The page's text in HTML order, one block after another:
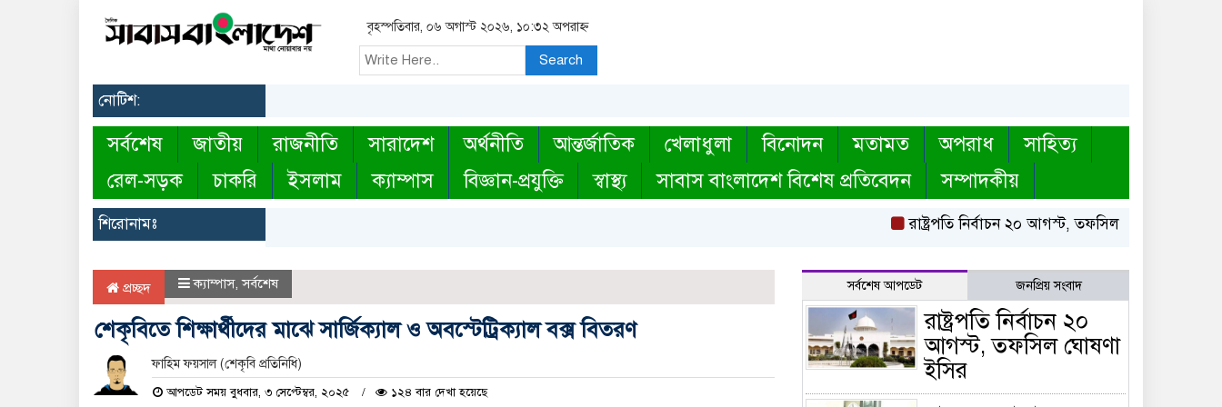
বৃহস্পতিবার, ০৬ অগাস্ট ২০২৬, ১০:৩২ অপরাহ্ন
Search
নোটিশ:
সর্বশেষ জাতীয় রাজনীতি সারাদেশ অর্থনীতি আন্তর্জাতিক খেলাধুলা বিনোদন মতামত অপরাধ
সাহিত্য
রেল-সড়ক
চাকরি ইসলাম ক্যাম্পাস বিজ্ঞান-প্রযুক্তি স্বাস্থ্য সাবাস বাংলাদেশ বিশেষ প্রতিবেদন সম্পাদকীয়
শিরোনামঃ রাষ্ট্রপতি নির্বাচন ২০ আগস্ট, তফসিল ঘোষণা ইসির
প্রচ্ছদ ক্যাম্পাস,সর্বশেষ
শেকৃবিতে শিক্ষার্থীদের মাঝে সার্জিক্যাল ও অবস্টেট্রিক্যাল বক্স বিতরণ
ফাহিম ফয়সাল (শেকৃবি প্রতিনিধি)
আপডেট সময় বুধবার, ৩ সেপ্টেম্বর, ২০২৫ ১২৪ বার দেখা হয়েছে
সর্বশেষ আপডেট জনপ্রিয় সংবাদ
রাষ্ট্রপতি নির্বাচন ২০
আগস্ট, তফসিল ঘোষণা
ইসির